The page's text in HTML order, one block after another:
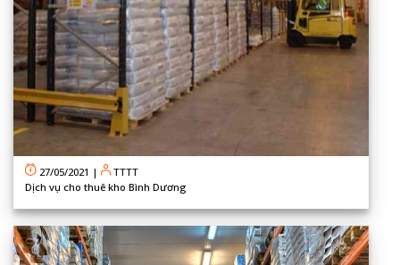
27/05/2021 |
TTTT
Dịch vụ cho thuê kho Bình Dương